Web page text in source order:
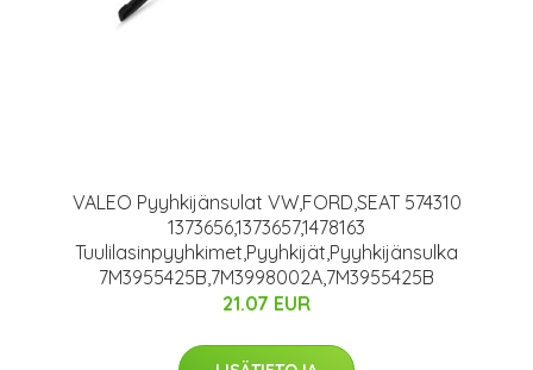
VALEO Pyyhkijänsulat VW,FORD,SEAT 574310
1373656,1373657,1478163
Tuulilasinpyyhkimet,Pyyhkijät,Pyyhkijänsulka
7M3955425B,7M3998002A,7M3955425B
21.07 EUR